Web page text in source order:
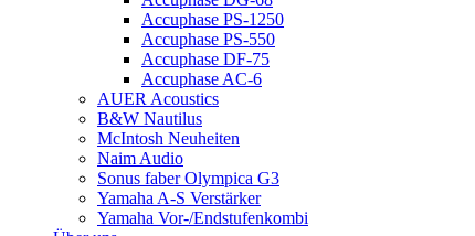
Accuphase PS-1250
Accuphase PS-550
Accuphase DF-75
Accuphase AC-6
AUER Acoustics
B&W Nautilus
McIntosh Neuheiten
Naim Audio
Sonus faber Olympica G3
Yamaha A-S Verstärker
Yamaha Vor-/Endstufenkombi